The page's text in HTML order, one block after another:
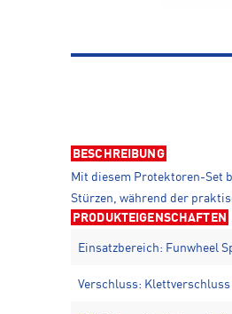
BESCHREIBUNG
Mit diesem Protektoren-Set
Stürzen, während der
PRODUKTEIGENSCHAFTEN
Einsatzbereich: Funwheel
Verschluss: Klettverschluss